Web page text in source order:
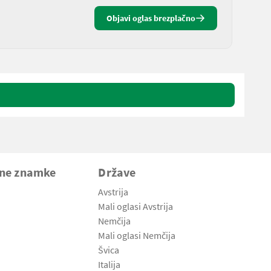
Objavi oglas brezplačno
znamke Države
Avstrija
Mali oglasi Avstrija
Nemčija
Mali oglasi Nemčija
Švica
Italija